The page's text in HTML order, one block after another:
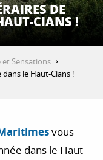
DE
CIANS !
Sensations
le Haut-Cians !
vous
dans le Haut-